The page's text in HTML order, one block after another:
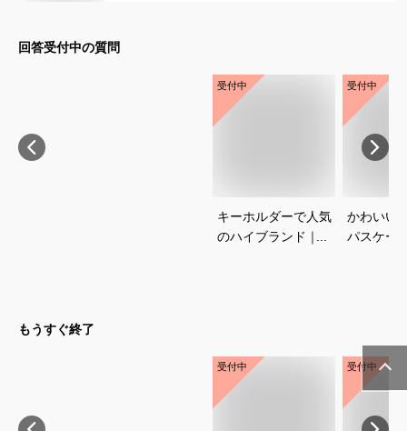
回答受付中の質問
受付中
キーホルダーで人気
のハイブランド｜プ
受付中
かわいい
パスケー
もうすぐ終了
受付中 受付中